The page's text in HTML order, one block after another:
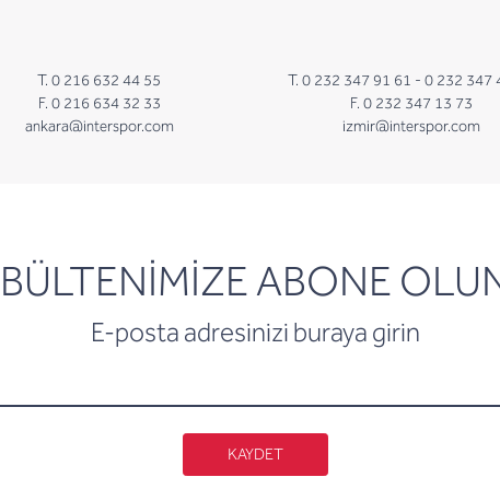
T. 0 216 632 44 55
F. 0 216 634 32 33
ankara@interspor.com
T. 0 232 347 91 61 - 0 232 347
F. 0 232 347 13 73
izmir@interspor.com
BÜLTENİMİZE ABONE
E-posta adresinizi buraya girin
newsletter
KAYDET